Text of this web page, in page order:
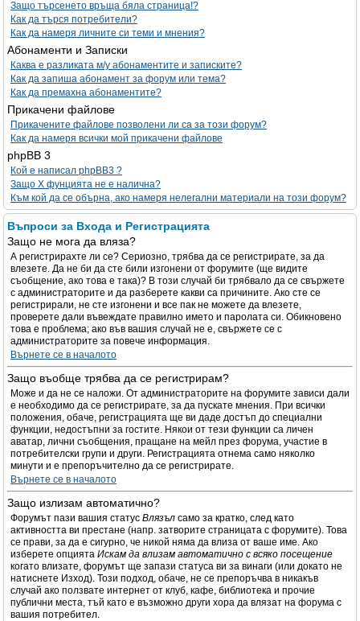
Защо търсенето връща бяла страница!?
Как да търся потребители?
Как да намеря личните си теми и мнения?
Абонаменти и Записки
Каква е разликата м/у абонаментите и записките?
Как да запиша абонамент за форум или тема?
Как да премахна абонаментите?
Прикачени файлове
Прикачените файлове позволени ли са за този форум?
Как да намеря всички мой прикачени файлове
phpBB 3
Кой е написал phpBB3 ?
Защо X фунцията не е налична?
Към кой да се обърна, ако намеря нелегални материали на този форум?
Въпроси за Входа и Регистрацията
Защо не мога да вляза?
А регистрирахте ли се? Сериозно, трябва да се регистрирате, за да
влезете. Да не би да сте били изгонени от форумите (ще видите
съобщение, ако това е така)? В този случай би трябвало да се свържете
с администраторите и да разберете какви са причините. Ако сте се
регистрирали, не сте изгонени и все пак не можете да влезете,
проверете дали въвеждате правилно името и паролата си. Обикновено
това е проблема; ако във вашия случай не е, свържете се с
администраторите за повече информация.
Върнете се в началото
Защо въобще трябва да се регистрирам?
Може и да не се наложи. От администраторите на форумите зависи дали
е необходимо да се регистрирате, за да пускате мнения. При всички
положения, обаче, регистрацията ще ви даде достъп до специални
функции, недостъпни за гостите. Някои от тези функции са личен
аватар, лични съобщения, пращане на мейл през форума, участие в
потребителски групи и други. Регистрацията отнема само няколко
минути и е препоръчително да се регистрирате.
Върнете се в началото
Защо излизам автоматично?
Форумът пази вашия статус Влязъл само за кратко, след като
активността ви престане (напр. затворите страницата с форумите). Това
се прави, за да е сигурно, че никой няма да влиза от ваше име. Ако
изберете опцията Искам да влизам автоматично с всяко посещение
когато влизате, форумът ще запази статуса ви за винаги (или докато не
натиснете Изход). Този подход, обаче, не се препоръчва в никакъв
случай ако ползвате интернет от клуб, кафе, библиотека и прочие
публични места, тъй като е възможно други хора да влязат на форума с
вашия потребител.